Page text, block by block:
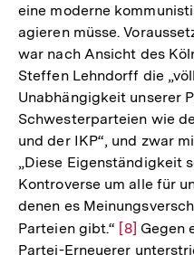
eine moderne
agieren müsse.
war nach Ansicht des
Steffen Lehndorff die
Unabhängigkeit unserer
Schwesterparteien wie
und der IKP“, und zwar
„Diese Eigenständigkeit
Kontroverse um alle für
denen es
Parteien gibt.“ Zur
Auflösung
[8] Gegen
Partei-Erneuerer